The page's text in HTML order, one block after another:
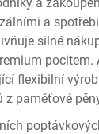
a
silné
pocitem.
flexibilní
z paměťové